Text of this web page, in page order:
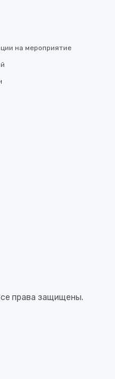
на мероприятие
права защищены.